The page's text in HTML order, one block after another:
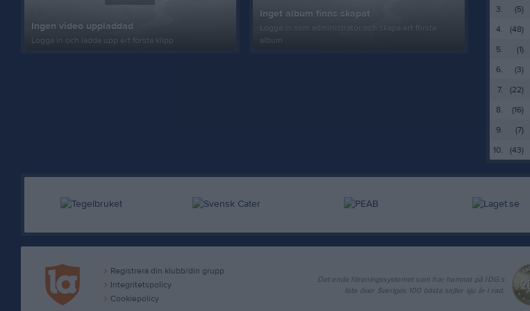
Ingen video uppladdad
Logga in och ladda upp ert första klipp
Inget album finns skapat
Logga in som administratör och skapa ert första
album
3.
(5)
4.
(48)
5.
(1)
6.
(3)
7.
(22)
8.
(16)
9.
(7)
10.
(43)
Registrera din klubb/din grupp
Integritetspolicy
Cookiepolicy
Det enda föreningssystemet som har hamnat på IDG:s
lista över Sveriges 100 bästa sajter sju år i rad.